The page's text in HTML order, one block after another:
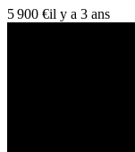
5 900 €il y a 3 ans